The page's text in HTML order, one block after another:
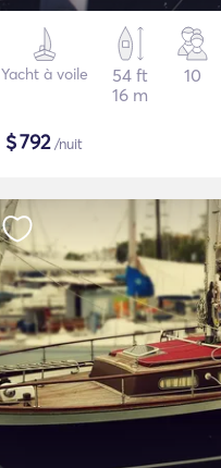
Yacht à voile
54 ft
16 m
10
$792/nuit